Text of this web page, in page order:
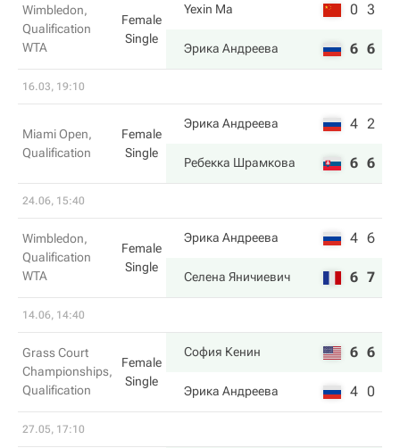
Wimbledon,
Qualification
WTA
Female
Single
Yexin Ma 0 3
Эрика Андреева 6 6
16.03, 19:10
Miami Open,
Qualification
Female
Single
Эрика Андреева 4 2
Ребекка Шрамкова 6 6
24.06, 15:40
Wimbledon,
Qualification
WTA
Female
Single
Эрика Андреева 4 6
Селена Яничиевич 6 7
14.06, 14:40
Grass Court
Championships,
Qualification
Female
Single
София Кенин 6 6
Эрика Андреева 4 0
27.05, 17:10